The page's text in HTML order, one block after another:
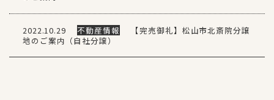
2022.10.29 不動産情報
【完売御礼】松山市北斎院分譲
地のご案内（自社分譲）